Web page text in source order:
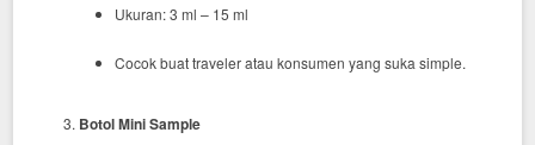
Ukuran: 3 ml – 15 ml
Cocok buat traveler atau konsumen yang suka simple.
Botol Mini Sample